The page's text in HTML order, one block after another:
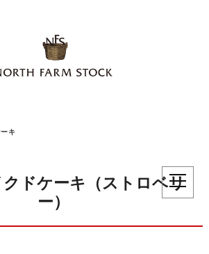
キ
ドケーキ（ストロベリ
ー）